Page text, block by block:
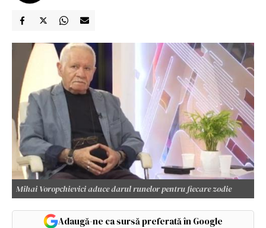
Mihai Voropchievici aduce darul runelor pentru fiecare zodie
Adaugă-ne ca sursă preferată în Google